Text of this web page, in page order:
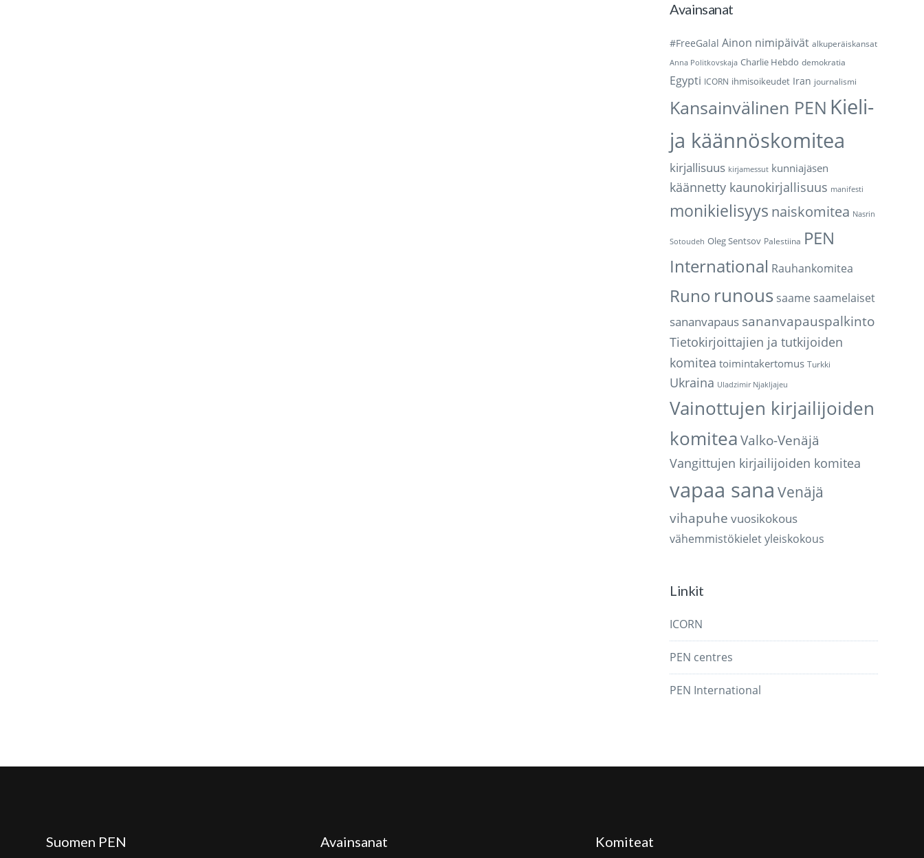
Avainsanat
#FreeGalal Ainon nimipäivät alkuperäiskansat
Anna Politkovskaja Charlie Hebdo demokratia
Egypti ICORN ihmisoikeudet Iran journalismi
Kansainvälinen PEN Kieli-
ja käännöskomitea
kirjallisuus kirjamessut kunniajäsen
käännetty kaunokirjallisuus manifesti
monikielisyys naiskomitea Nasrin
Sotoudeh Oleg Sentsov Palestiina PEN
International Rauhankomitea
Runo runous saame saamelaiset
sananvapaus sananvapauspalkinto
Tietokirjoittajien ja tutkijoiden
komitea toimintakertomus Turkki
Ukraina Uladzimir Njakljajeu
Vainottujen kirjailijoiden
komitea Valko-Venäjä
Vangittujen kirjailijoiden komitea
vapaa sana Venäjä
vihapuhe vuosikokous
vähemmistökieletyleiskokous
Linkit
ICORN
PEN centres
PEN International
Suomen PEN Avainsanat Komiteat